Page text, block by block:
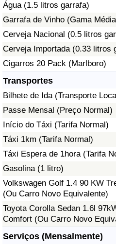
Água (1.5 litros garrafa)
Garrafa de Vinho (Gama
Cerveja Nacional (0.5 litros
Cerveja Importada (0.33 litros
Cigarros 20 Pack (Marlboro)
Transportes
Bilhete de Ida (Transporte
Passe Mensal (Preço Normal)
Início do Táxi (Tarifa Normal)
Táxi 1km (Tarifa Normal)
Táxi Espera de 1hora (Tarifa
Gasolina (1 litro)
Volkswagen Golf 1.4 90 KW
(Ou Carro Novo Equivalente)
Toyota Corolla Sedan 1.6l
Comfort (Ou Carro Novo
Serviços (Mensalmente)
Indicador de Trânsito
Indicador de Trânsito (Atual)
Indicador de Trânsito por País